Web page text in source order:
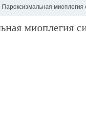
Пароксизмальная миоплегия
миоплегия